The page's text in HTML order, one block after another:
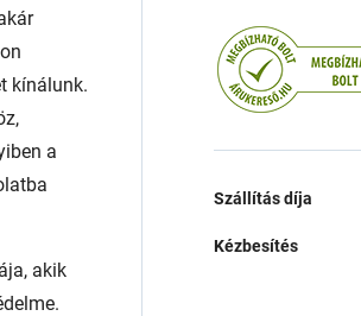
kínálunk.
a
akik
Szállítás díja
Kézbesítés